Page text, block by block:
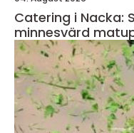
Catering i Nacka:
minnesvärd